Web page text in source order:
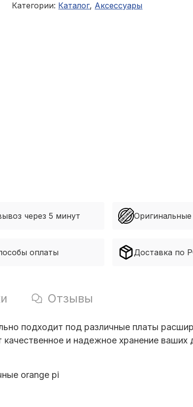
Категории: Каталог, Аксессуары
через 5 минут
оплаты Доставка по
Отзывы
подходит под различные платы
и надежное хранение ваших
orange pi